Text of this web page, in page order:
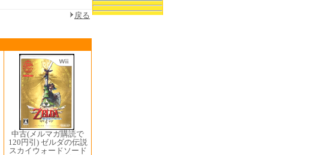
戻る
中古(メルマガ購読で
120円引) ゼルダの伝説
スカイウォードソード